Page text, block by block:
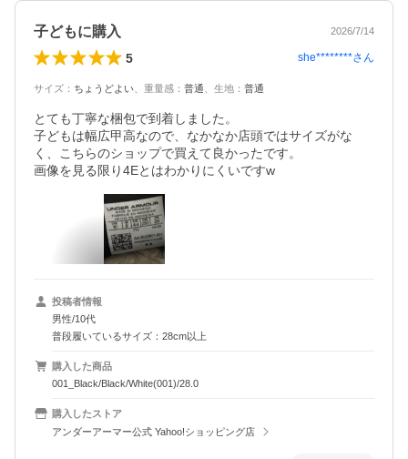
子どもに購入 2026/7/14
5 she********さん
サイズ ： ちょうどよい 重量感 ： 普通 生地 ： 普通
とても丁寧な梱包で到着しました。
子どもは幅広甲高なので、なかなか店頭ではサイズがな
く、こちらのショップで買えて良かったです。
画像を見る限り4Eとはわかりにくいですw
投稿者情報
男性/10代
普段履いているサイズ：28cm以上
購入した商品
001_Black/Black/White(001)/28.0
購入したストア
アンダーアーマー公式 Yahoo!ショッピング店